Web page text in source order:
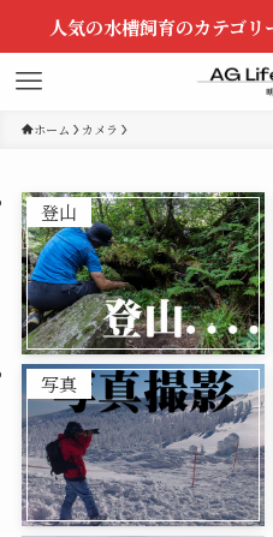
人気の水槽飼育のカテゴリ
ホーム カメラ
登山
写真